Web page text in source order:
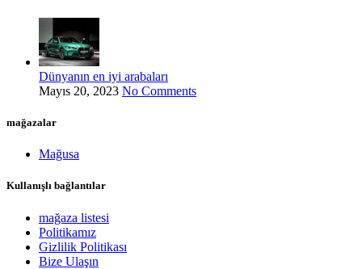
Dünyanın en iyi arabaları
Mayıs 20, 2023 No Comments
mağazalar
Mağusa
Kullanışlı bağlantılar
mağaza listesi
Politikamız
Gizlilik Politikası
Bize Ulaşın